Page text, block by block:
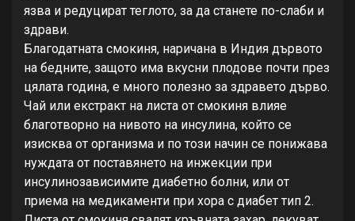
язва и редуцират теглото, за да станете по-слаби и
здрави.
Благодатната смокиня, наричана в Индия дървото
на бедните, защото има вкусни плодове почти през
цялата година, е много полезно за здравето дърво.
Чай или екстракт на листа от смокиня влияе
благотворно на нивото на инсулина, който се
изисква от организма и по този начин се понижава
нуждата от поставянето на инжекции при
инсулинозависимите диабетно болни, или от
приема на медикаменти при хора с диабет тип 2.